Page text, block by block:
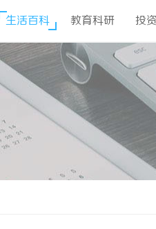
生活百科 教育科研 投